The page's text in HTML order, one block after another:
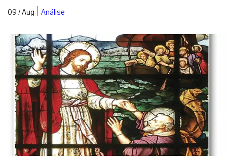
09 / Aug | Análise